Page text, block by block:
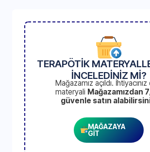
TERAPÖTİK
İNCELEDİNİZ Mİ?
Mağazamız açıldı. İhtiyacınız
materyali Mağazamızdan
güvenle satın
MAĞAZAYA
GİT